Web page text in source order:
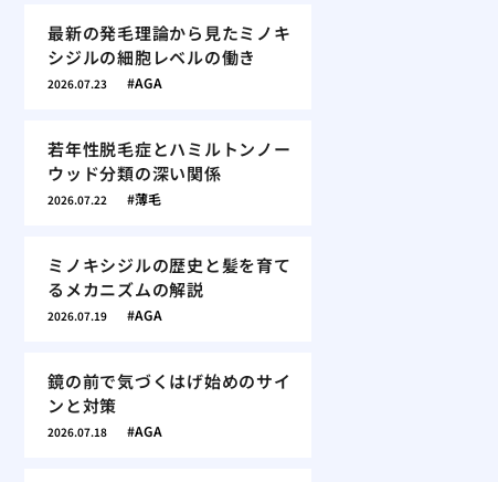
最新の発毛理論から見たミノキ
シジルの細胞レベルの働き
2026.07.23 AGA
若年性脱毛症とハミルトンノー
ウッド分類の深い関係
2026.07.22 薄毛
ミノキシジルの歴史と髪を育て
るメカニズムの解説
2026.07.19 AGA
鏡の前で気づくはげ始めのサイ
ンと対策
2026.07.18 AGA